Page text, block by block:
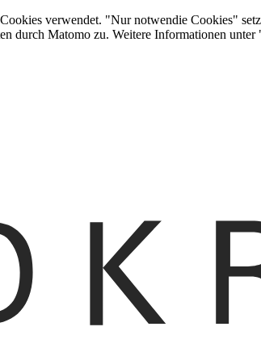
verwendet. "Nur notwendie Cookies"
durch Matomo zu. Weitere Informationen